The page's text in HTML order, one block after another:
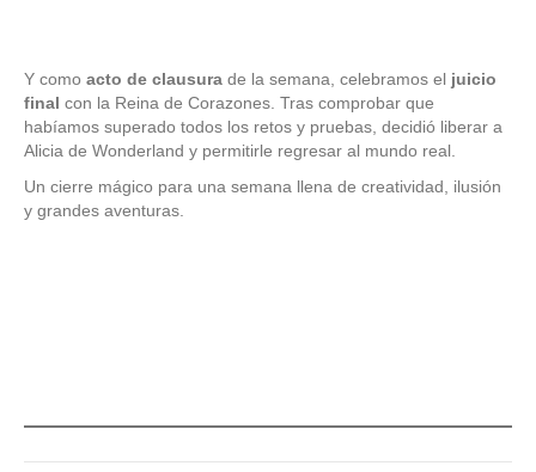
Y como acto de clausura de la semana, celebramos el juicio
final con la Reina de Corazones. Tras comprobar que
habíamos superado todos los retos y pruebas, decidió liberar a
Alicia de Wonderland y permitirle regresar al mundo real.
Un cierre mágico para una semana llena de creatividad, ilusión
y grandes aventuras.